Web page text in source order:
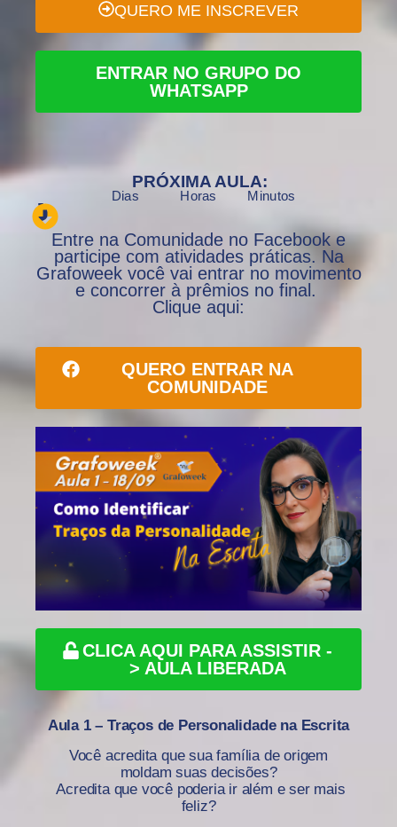
QUERO ME INSCREVER
ENTRAR NO GRUPO DO
WHATSAPP
PRÓXIMA AULA:
Dias Horas Minutos
Entre na Comunidade no Facebook e
participe com atividades práticas. Na
Grafoweek você vai entrar no movimento
e concorrer à prêmios no final.
Clique aqui:
QUERO ENTRAR NA
COMUNIDADE
CLICA AQUI PARA ASSISTIR -
> AULA LIBERADA
Aula 1 – Traços de Personalidade na Escrita
Você acredita que sua família de origem
moldam suas decisões?
Acredita que você poderia ir além e ser mais
feliz?